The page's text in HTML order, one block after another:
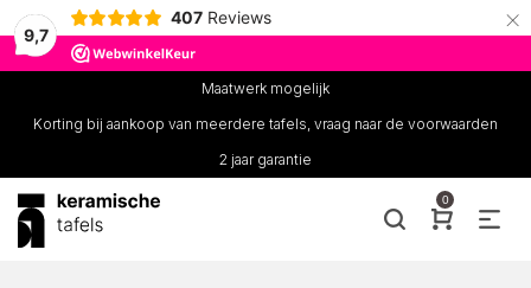
9,7
407 Reviews ×
Maatwerk mogelijk
Korting bij aankoop van meerdere tafels, vraag naar de voorwaarden
2 jaar garantie
0